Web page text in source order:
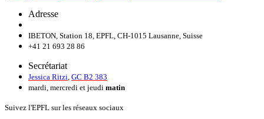
Adresse
IBETON, Station 18, EPFL, CH-1015 Lausanne, Suisse
+41 21 693 28 86
Secrétariat
Jessica Ritzi GC B2 383
mardi, mercredi et jeudi matin
Suivez l'EPFL sur les réseaux sociaux